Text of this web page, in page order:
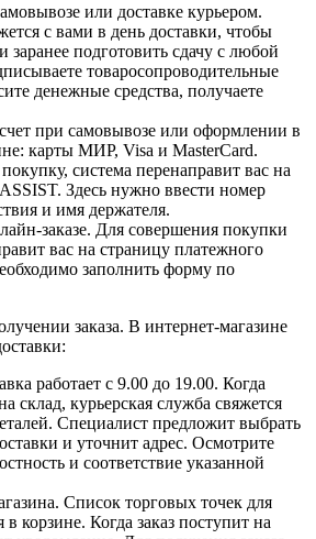
или доставке курьером.
с вами в день доставки, чтобы
заранее подготовить сдачу с любой
товаросопроводительные
денежные средства, получаете
при самовывозе или оформлении в
карты МИР, Visa и MasterCard.
система перенаправит вас на
Здесь нужно ввести номер
и имя держателя.
заказе. Для совершения покупки
вас на страницу платежного
заполнить форму по
заказа. В интернет-магазине
работает с 9.00 до 19.00. Когда
склад, курьерская служба свяжется
Специалист предложит выбрать
и уточнит адрес. Осмотрите
и соответствие указанной
Список торговых точек для
корзине. Когда заказ поступит на